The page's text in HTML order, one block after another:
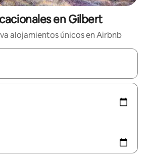
en Gilbert
alojamientos únicos en Airbnb
estén disponibles, navega con las